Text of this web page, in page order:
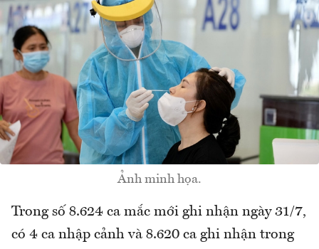
Ảnh minh họa.
Trong số 8.624 ca mắc mới ghi nhận ngày 31/7,
có 4 ca nhập cảnh và 8.620 ca ghi nhận trong